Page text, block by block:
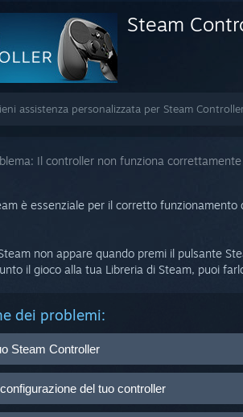
Steam
assistenza personalizzata per Steam
Il controller non funziona
è essenziale per il corretto funzionamento
non appare quando premi il pulsante
il gioco alla tua Libreria di Steam, puoi
dei problemi:
Steam Controller
l'icona delle impostazioni in alto a destra
del tuo controller